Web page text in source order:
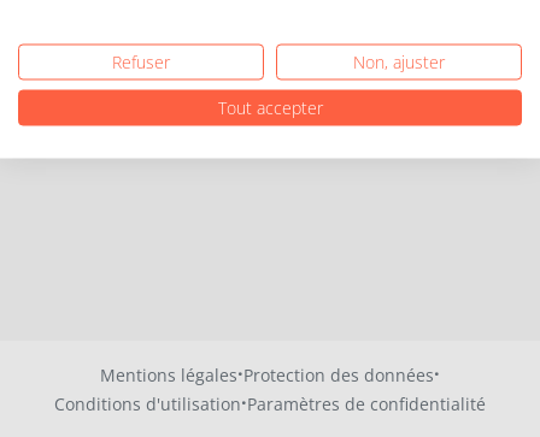
Mentions légales·Protection des données·
Conditions d'utilisation·Paramètres de confidentialité
Refuser
Non, ajuster
Tout accepter